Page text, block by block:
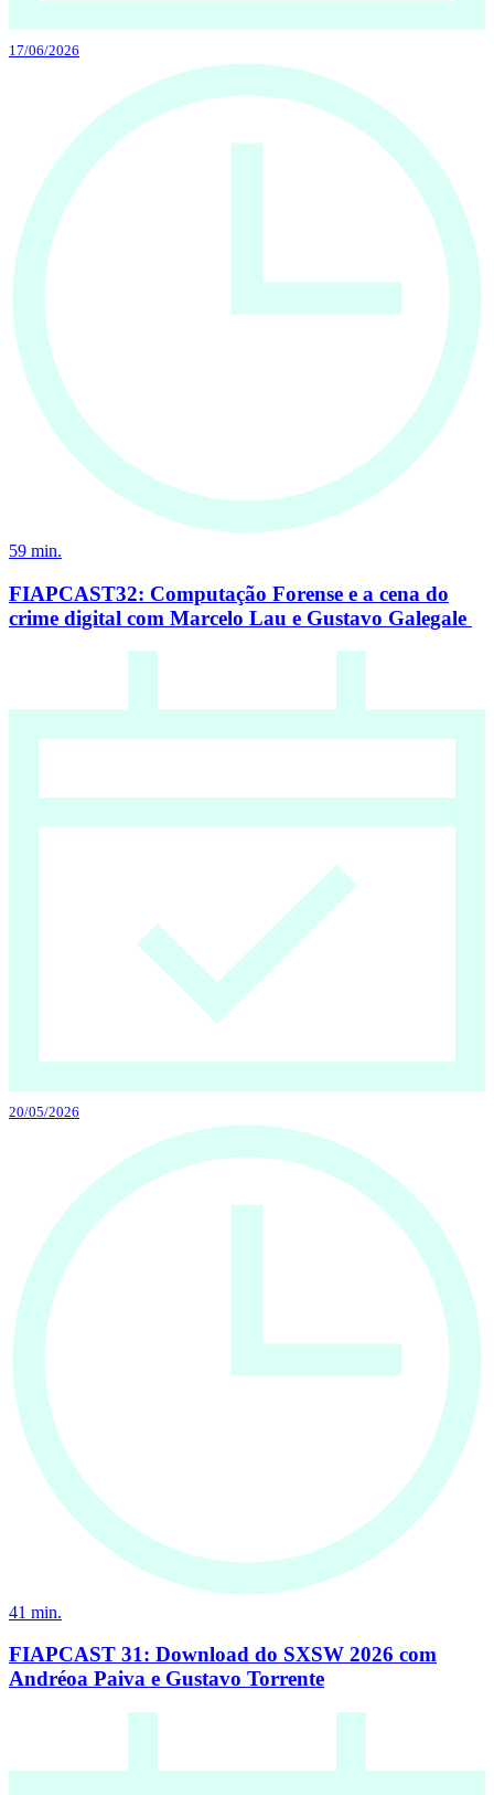
17/06/2026
59 min.
FIAPCAST32: Computação Forense e a cena do
crime digital com Marcelo Lau e Gustavo Galegale
20/05/2026
41 min.
FIAPCAST 31: Download do SXSW 2026 com
Andréoa Paiva e Gustavo Torrente